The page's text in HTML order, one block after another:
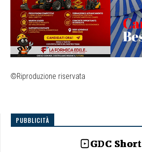
©Riproduzione riservata
PUBBLICITÀ
GDC Short